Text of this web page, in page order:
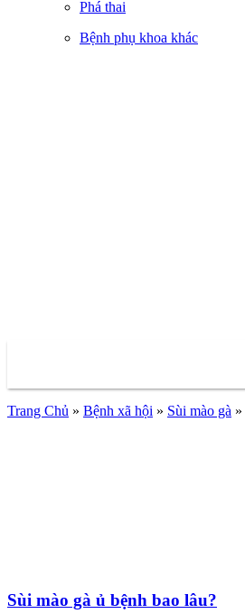
Phá thai
Bệnh phụ khoa khác
Trang Chủ » Bệnh xã hội » Sùi mào gà »
Sùi mào gà ủ bệnh bao lâu?